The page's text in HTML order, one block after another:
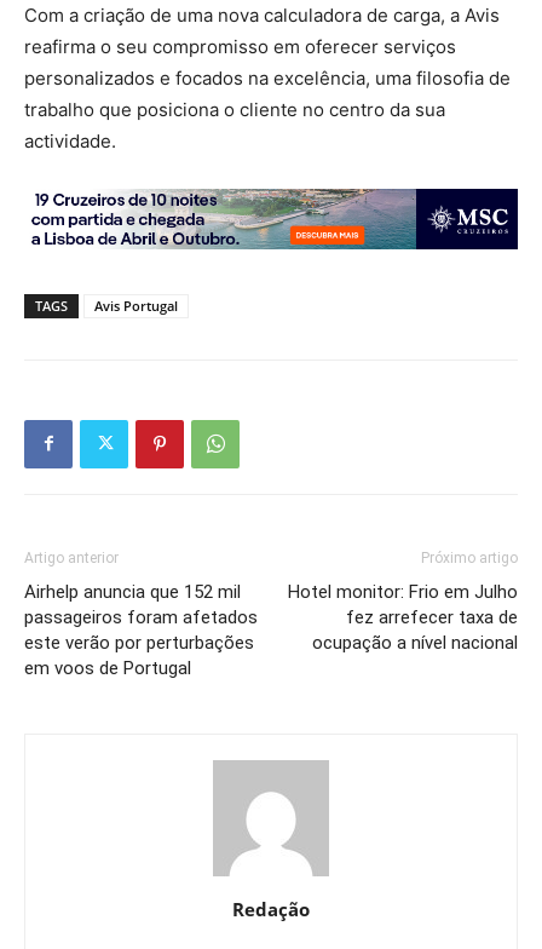
Com a criação de uma nova calculadora de carga, a Avis
reafirma o seu compromisso em oferecer serviços
personalizados e focados na excelência, uma filosofia de
trabalho que posiciona o cliente no centro da sua
actividade.
TAGS Avis Portugal
Artigo anterior
Airhelp anuncia que 152 mil
passageiros foram afetados
este verão por perturbações
em voos de Portugal
Próximo artigo
Hotel monitor: Frio em Julho
fez arrefecer taxa de
ocupação a nível nacional
Redação